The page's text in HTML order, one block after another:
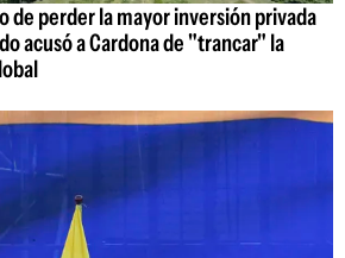
de perder la mayor inversión privada
acusó a Cardona de "trancar" la